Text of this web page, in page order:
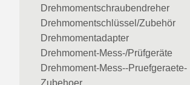
Drehmomentschraubendreher
Drehmomentschlüssel/Zubehör
Drehmomentadapter
Drehmoment-Mess-/Prüfgeräte
Drehmoment-Mess--Pruefgeraete-
Zubehoer